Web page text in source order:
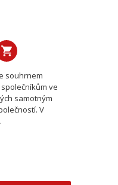
souhrnem
ve
samotným
V